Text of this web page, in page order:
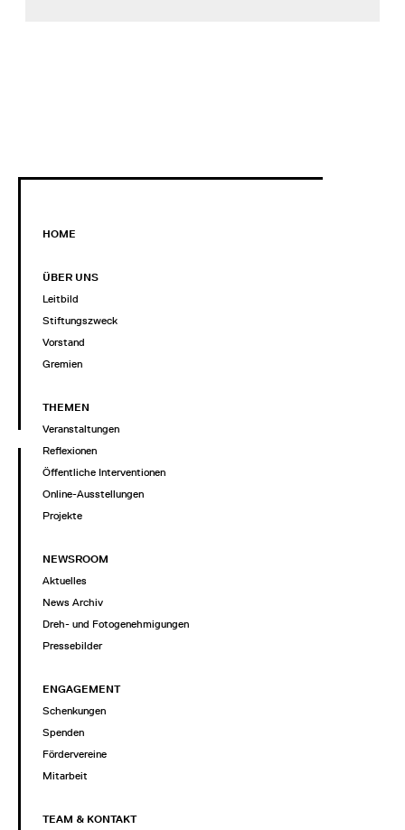
HOME
ÜBER UNS
Leitbild
Stiftungszweck
Vorstand
Gremien
THEMEN
Veranstaltungen
Reflexionen
Öffentliche Interventionen
Online-Ausstellungen
Projekte
NEWSROOM
Aktuelles
News Archiv
Dreh- und Fotogenehmigungen
Pressebilder
ENGAGEMENT
Schenkungen
Spenden
Fördervereine
Mitarbeit
TEAM & KONTAKT